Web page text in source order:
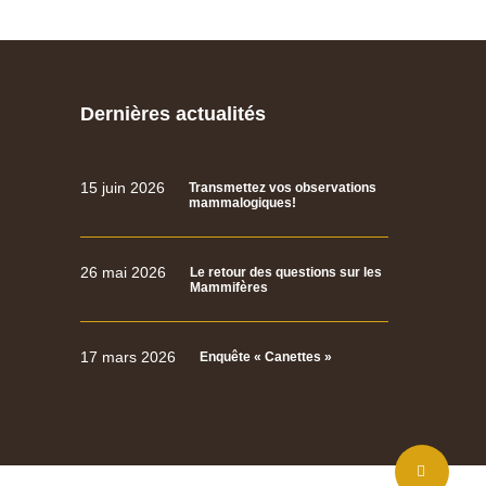
Dernières actualités
15 juin 2026
Transmettez vos observations
mammalogiques!
26 mai 2026
Le retour des questions sur les
Mammifères
17 mars 2026 Enquête « Canettes »